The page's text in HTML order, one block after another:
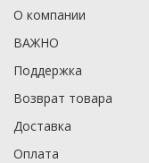
О компании
ВАЖНО
Поддержка
Возврат товара
Доставка
Оплата